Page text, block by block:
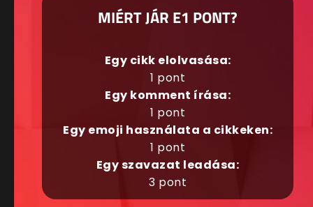
MIÉRT JÁR E1 PONT?
Egy cikk elolvasása:
1 pont
Egy komment írása:
1 pont
Egy emoji használata a cikkeken:
1 pont
Egy szavazat leadása:
3 pont